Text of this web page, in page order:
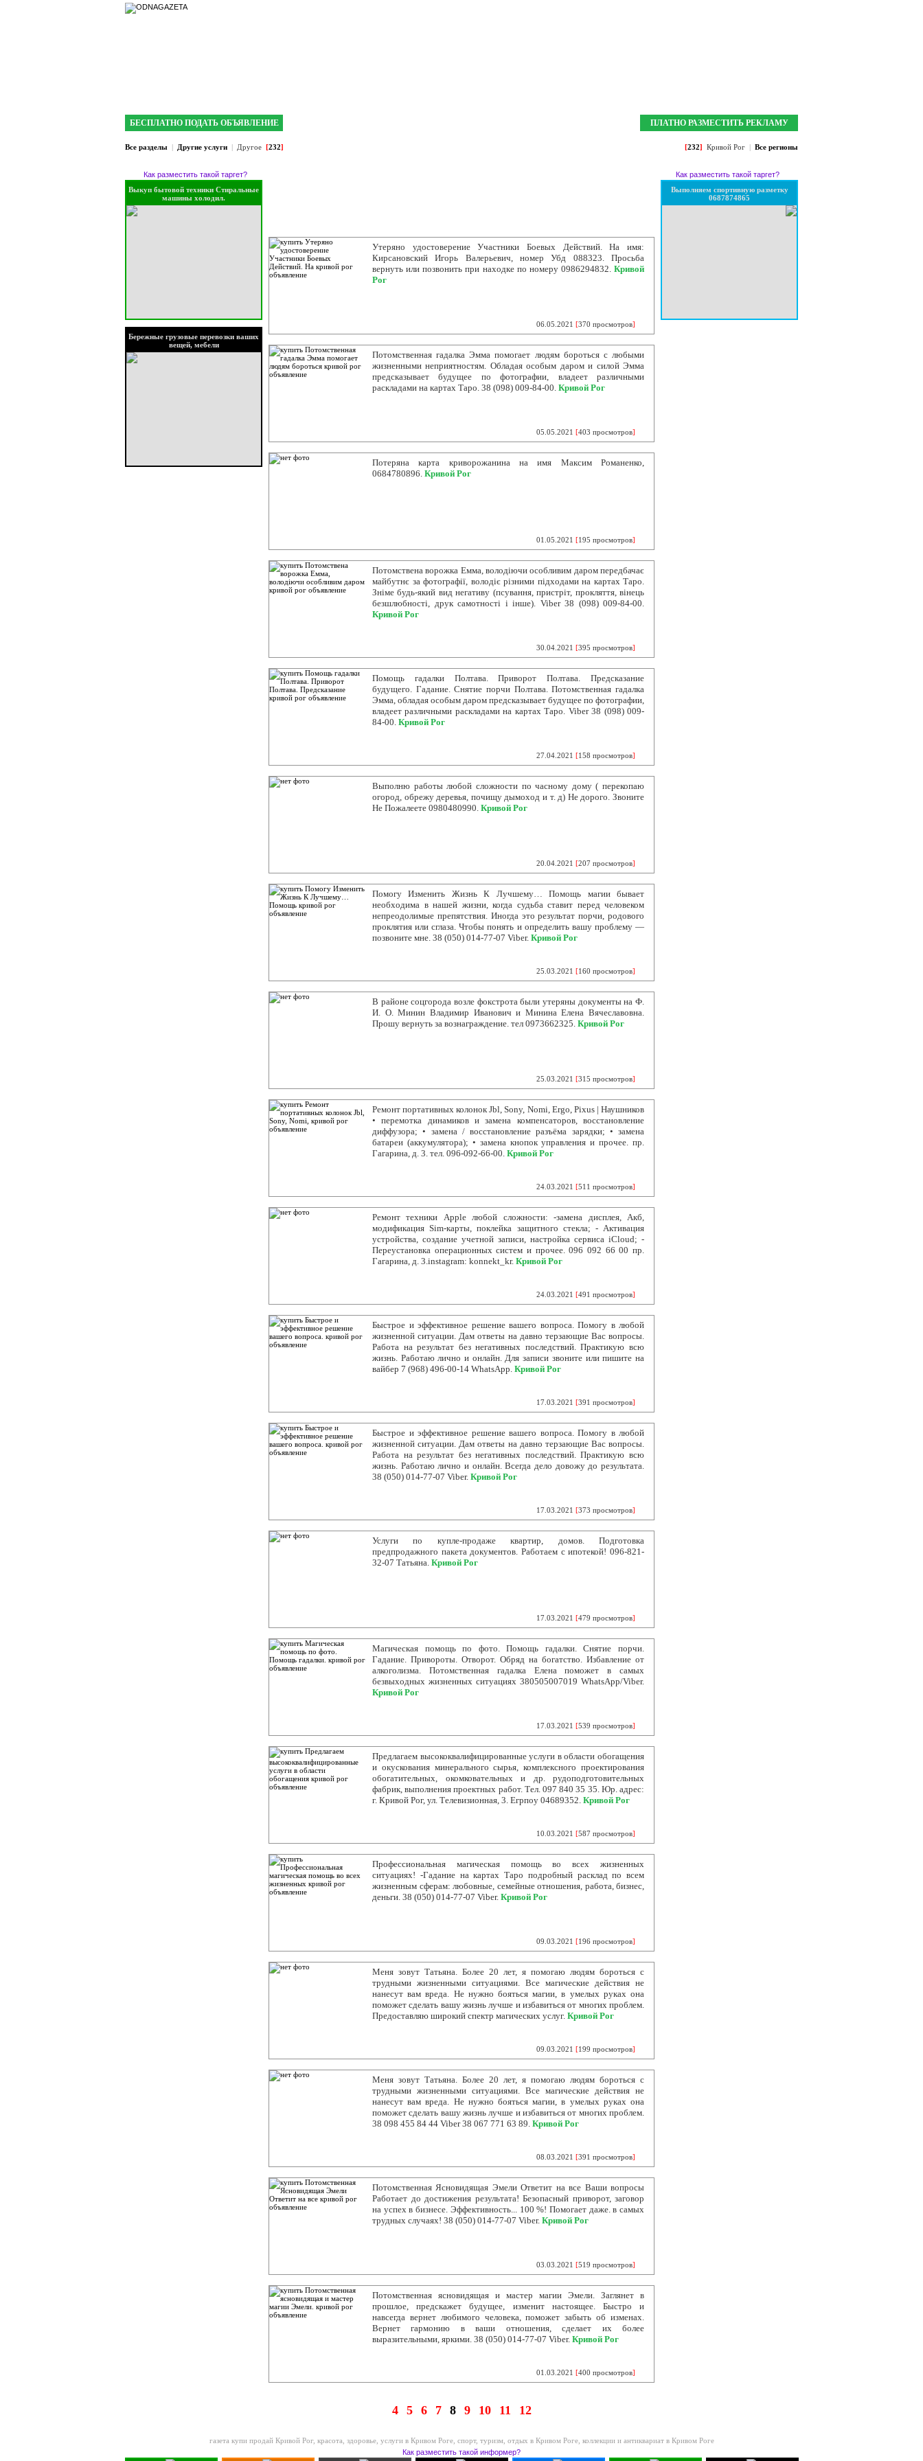
БЕСПЛАТНО ПОДАТЬ ОБЪЯВЛЕНИЕ ПЛАТНО РАЗМЕСТИТЬ РЕКЛАМУ
Все разделы | Другие услуги | Другое [232] [232] Кривой Рог | Все регионы
Как разместить такой таргет?
Выкуп бытовой техники Стиральные
машины холодил.
Бережные грузовые перевозки ваших
вещей, мебели
Утеряно удостоверение Участники Боевых Действий. На имя:
Кирсановский Игорь Валерьевич, номер Убд 088323. Просьба
вернуть или позвонить при находке по номеру 0986294832. Кривой
Рог
06.05.2021 [370 просмотров]
Потомственная гадалка Эмма помогает людям бороться с любыми
жизненными неприятностям. Обладая особым даром и силой Эмма
предсказывает будущее по фотографии, владеет различными
раскладами на картах Таро. 38 (098) 009-84-00. Кривой Рог
05.05.2021 [403 просмотров]
Потеряна карта криворожанина на имя Максим Романенко,
0684780896. Кривой Рог
01.05.2021 [195 просмотров]
Потомствена ворожка Емма, володіючи особливим даром передбачає
майбутнє за фотографії, володіє різними підходами на картах Таро.
Зніме будь-який вид негативу (псування, пристріт, прокляття, вінець
безшлюбності, друк самотності і інше). Viber 38 (098) 009-84-00.
Кривой Рог
30.04.2021 [395 просмотров]
Помощь гадалки Полтава. Приворот Полтава. Предсказание
будущего. Гадание. Снятие порчи Полтава. Потомственная гадалка
Эмма, обладая особым даром предсказывает будущее по фотографии,
владеет различными раскладами на картах Таро. Viber 38 (098) 009-
84-00. Кривой Рог
27.04.2021 [158 просмотров]
Выполню работы любой сложности по часному дому ( перекопаю
огород, обрежу деревья, почищу дымоход и т. д) Не дорого. Звоните
Не Пожалеете 0980480990. Кривой Рог
20.04.2021 [207 просмотров]
Помогу Изменить Жизнь К Лучшему… Помощь магии бывает
необходима в нашей жизни, когда судьба ставит перед человеком
непреодолимые препятствия. Иногда это результат порчи, родового
проклятия или сглаза. Чтобы понять и определить вашу проблему —
позвоните мне. 38 (050) 014-77-07 Viber. Кривой Рог
25.03.2021 [160 просмотров]
В районе соцгорода возле фокстрота были утеряны документы на Ф.
И. О. Минин Владимир Иванович и Минина Елена Вячеславовна.
Прошу вернуть за вознаграждение. тел 0973662325. Кривой Рог
25.03.2021 [315 просмотров]
Ремонт портативных колонок Jbl, Sony, Nomi, Ergo, Pixus | Наушников
• перемотка динамиков и замена компенсаторов, восстановление
диффузора; • замена / восстановление разъёма зарядки; • замена
батареи (аккумулятора); • замена кнопок управления и прочее. пр.
Гагарина, д. 3. тел. 096-092-66-00. Кривой Рог
24.03.2021 [511 просмотров]
Ремонт техники Apple любой сложности: -замена дисплея, Акб,
модификация Sim-карты, поклейка защитного стекла; - Активация
устройства, создание учетной записи, настройка сервиса iCloud; -
Переустановка операционных систем и прочее. 096 092 66 00 пр.
Гагарина, д. 3.instagram: konnekt_kr. Кривой Рог
24.03.2021 [491 просмотров]
Быстрое и эффективное решение вашего вопроса. Помогу в любой
жизненной ситуации. Дам ответы на давно терзающие Вас вопросы.
Работа на результат без негативных последствий. Практикую всю
жизнь. Работаю лично и онлайн. Для записи звоните или пишите на
вайбер 7 (968) 496-00-14 WhatsApp. Кривой Рог
17.03.2021 [391 просмотров]
Быстрое и эффективное решение вашего вопроса. Помогу в любой
жизненной ситуации. Дам ответы на давно терзающие Вас вопросы.
Работа на результат без негативных последствий. Практикую всю
жизнь. Работаю лично и онлайн. Всегда дело довожу до результата.
38 (050) 014-77-07 Viber. Кривой Рог
17.03.2021 [373 просмотров]
Услуги по купле-продаже квартир, домов. Подготовка
предпродажного пакета документов. Работаем с ипотекой! 096-821-
32-07 Татьяна. Кривой Рог
17.03.2021 [479 просмотров]
Магическая помощь по фото. Помощь гадалки. Снятие порчи.
Гадание. Привороты. Отворот. Обряд на богатство. Избавление от
алкоголизма. Потомственная гадалка Елена поможет в самых
безвыходных жизненных ситуациях 380505007019 WhatsApp/Viber.
Кривой Рог
17.03.2021 [539 просмотров]
Предлагаем высококвалифицированные услуги в области обогащения
и окускования минерального сырья, комплексного проектирования
обогатительных, окомковательных и др. рудоподготовительных
фабрик, выполнения проектных работ. Тел. 097 840 35 35. Юр. адрес:
г. Кривой Рог, ул. Телевизионная, 3. Егрпоу 04689352. Кривой Рог
10.03.2021 [587 просмотров]
Профессиональная магическая помощь во всех жизненных
ситуациях! -Гадание на картах Таро подробный расклад по всем
жизненным сферам: любовные, семейные отношения, работа, бизнес,
деньги. 38 (050) 014-77-07 Viber. Кривой Рог
09.03.2021 [196 просмотров]
Меня зовут Татьяна. Более 20 лет, я помогаю людям бороться с
трудными жизненными ситуациями. Все магические действия не
нанесут вам вреда. Не нужно бояться магии, в умелых руках она
поможет сделать вашу жизнь лучше и избавиться от многих проблем.
Предоставляю широкий спектр магических услуг. Кривой Рог
09.03.2021 [199 просмотров]
Меня зовут Татьяна. Более 20 лет, я помогаю людям бороться с
трудными жизненными ситуациями. Все магические действия не
нанесут вам вреда. Не нужно бояться магии, в умелых руках она
поможет сделать вашу жизнь лучше и избавиться от многих проблем.
38 098 455 84 44 Viber 38 067 771 63 89. Кривой Рог
08.03.2021 [391 просмотров]
Потомственная Ясновидящая Эмели Ответит на все Ваши вопросы
Работает до достижения результата! Безопасный приворот, заговор
на успех в бизнесе. Эффективность... 100 %! Помогает даже. в самых
трудных случаях! 38 (050) 014-77-07 Viber. Кривой Рог
03.03.2021 [519 просмотров]
Потомственная ясновидящая и мастер магии Эмели. Заглянет в
прошлое, предскажет будущее, изменит настоящее. Быстро и
навсегда вернет любимого человека, поможет забыть об изменах.
Вернет гармонию в ваши отношения, сделает их более
выразительными, яркими. 38 (050) 014-77-07 Viber. Кривой Рог
01.03.2021 [400 просмотров]
4 5 6 7 8 9 10 11 12
Как разместить такой таргет?
Выполняем спортивную разметку
0687874865
газета купи продай Кривой Рог, красота, здоровье, услуги в Кривом Роге, спорт, туризм, отдых в Кривом Роге, коллекции и антиквариат в Кривом Роге
Как разместить такой информер?